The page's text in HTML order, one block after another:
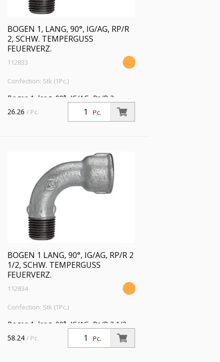
BOGEN 1, LANG, 90°, IG/AG, RP/R
2, SCHW. TEMPERGUSS
FEUERVERZ.
112833
Confection: Stk (1Pc.)
Bogen 1, lang, 90°, IG/AG, Rp/R 2,
Betriebstemperatur -20 °C bis 300 °C,
schwarzer Temperguss, feuerverzinkt,
Pc.
26.26 / Pc.
BOGEN 1 LANG, 90°, IG/AG, RP/R 2
1/2, SCHW. TEMPERGUSS
FEUERVERZ.
112834
Confection: Stk (1Pc.)
Bogen 1, lang, 90°, IG/AG, Rp/R 2 1/2,
Betriebstemperatur -20 °C bis 300 °C,
schwarzer Temperguss, feuerverzinkt,
Pc.
58.24 / Pc.